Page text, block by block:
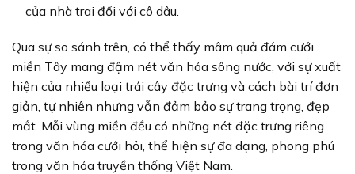
của nhà trai đối với cô dâu.
Qua sự so sánh trên, có thể thấy mâm quả đám cưới
miền Tây mang đậm nét văn hóa sông nước, với sự xuất
hiện của nhiều loại trái cây đặc trưng và cách bài trí đơn
giản, tự nhiên nhưng vẫn đảm bảo sự trang trọng, đẹp
mắt. Mỗi vùng miền đều có những nét đặc trưng riêng
trong văn hóa cưới hỏi, thể hiện sự đa dạng, phong phú
trong văn hóa truyền thống Việt Nam.